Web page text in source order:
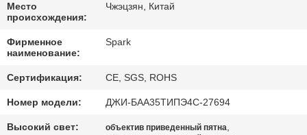
СВЯЖИТЕСЬ
С
НАМИ
НОВОСТИ
Место
происхождения:
Чжэцзян, Китай
Фирменное
наименование:
Spark
Сертификация: CE, SGS, ROHS
Номер модели: ДЖИ-БАА35ТИПЭ4С-27694
Высокий свет: объектив приведенный пятна,